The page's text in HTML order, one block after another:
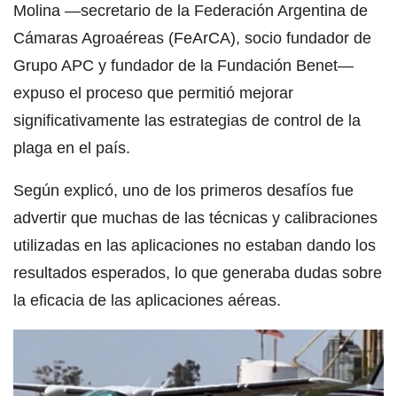
Molina —secretario de la Federación Argentina de
Cámaras Agroaéreas (FeArCA), socio fundador de
Grupo APC y fundador de la Fundación Benet—
expuso el proceso que permitió mejorar
significativamente las estrategias de control de la
plaga en el país.
Según explicó, uno de los primeros desafíos fue
advertir que muchas de las técnicas y calibraciones
utilizadas en las aplicaciones no estaban dando los
resultados esperados, lo que generaba dudas sobre
la eficacia de las aplicaciones aéreas.